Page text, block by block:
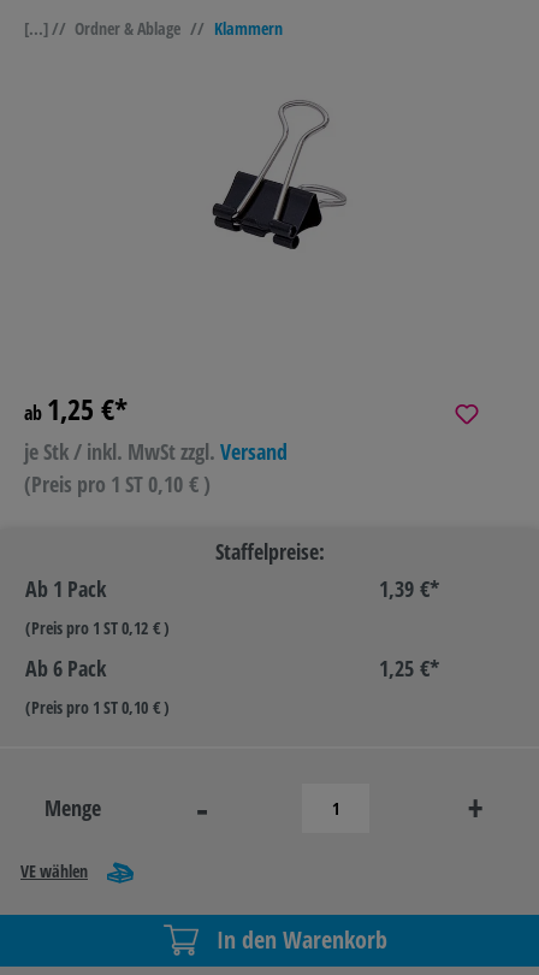
[...] // Ordner & Ablage // Klammern
ab 1,25 €*
je Stk / inkl. MwStzzgl. Versand
(Preis pro 1 ST 0,10 € )
Staffelpreise:
Ab 1 Pack 1,39 €*
(Preis pro 1 ST 0,12 € )
Ab 6 Pack 1,25 €*
(Preis pro 1 ST 0,10 € )
Menge - +
VE wählen
In den Warenkorb